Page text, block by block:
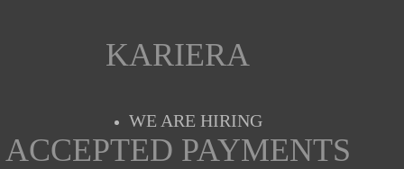
KARIERA
WE ARE HIRING
ACCEPTED PAYMENTS